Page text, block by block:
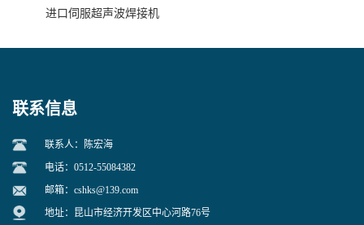
进口伺服超声波焊接机
联系信息
联系人：陈宏海
电话：0512-55084382
邮箱： cshks@139.com
地址：昆山市经济开发区中心河路76号